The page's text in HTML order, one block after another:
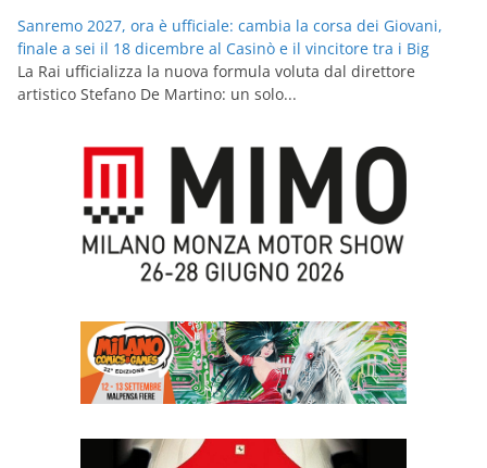
Sanremo 2027, ora è ufficiale: cambia la corsa dei Giovani,
finale a sei il 18 dicembre al Casinò e il vincitore tra i Big
La Rai ufficializza la nuova formula voluta dal direttore
artistico Stefano De Martino: un solo...